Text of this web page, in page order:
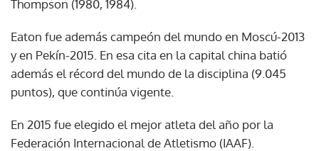
Thompson (1980, 1984).
Eaton fue además campeón del mundo en Moscú-2013
y en Pekín-2015. En esa cita en la capital china batió
además el récord del mundo de la disciplina (9.045
puntos), que continúa vigente.
En 2015 fue elegido el mejor atleta del año por la
Federación Internacional de Atletismo (IAAF).